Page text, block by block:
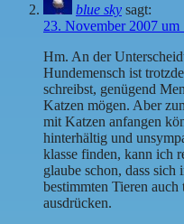
blue sky sagt:
23. November 2007
Hm. An der
Hundemensch ist
schreibst, genügend
Katzen mögen. Aber
mit Katzen anfangen
hinterhältig und
klasse finden, kann ich
glaube schon, dass
bestimmten Tieren
ausdrücken.